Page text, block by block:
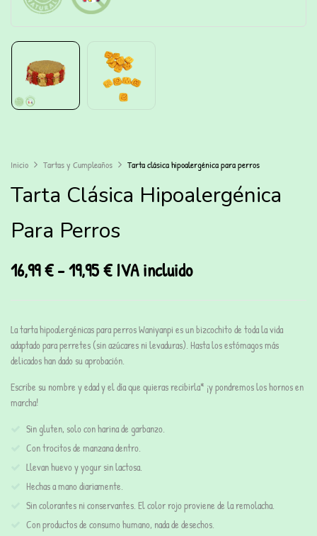
Inicio Tartas y Cumpleaños Tarta clásica hipoalergénica para perros
Tarta Clásica Hipoalergénica
Para Perros
16,99€ -19,95€IVA incluido
La tarta hipoalergénicas para perrosWaniyanpi es un bizcochito de toda la vida
adaptado para perretes (sin azúcares ni levaduras). Hasta los estómagos más
delicados han dado su aprobación.
Escribe su nombre y edad y el día que quieras recibirla* ¡y pondremos los hornos en
marcha!
Sin gluten, solo con harina de garbanzo.
Con trocitos de manzana dentro.
Llevan huevo y yogur sin lactosa.
Hechas a mano diariamente.
Sin colorantes ni conservantes. El color rojo proviene de la remolacha.
Con productos de consumo humano, nada de desechos.